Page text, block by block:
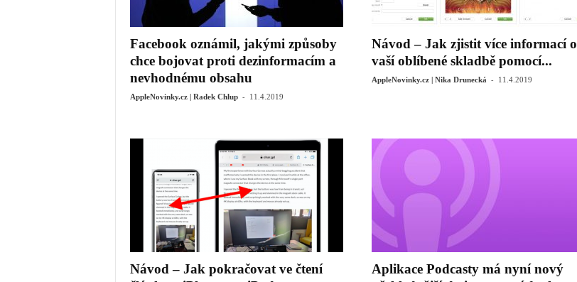
Facebook oznámil, jakými způsoby
chce bojovat proti dezinformacím a
nevhodnému obsahu
AppleNovinky.cz | Radek Chlup - 11.4.2019
Návod – Jak zjistit více informací o
vaší oblíbené skladbě pomocí...
AppleNovinky.cz | Nika Drunecká - 11.4.2019
Návod – Jak pokračovat ve čtení
Aplikace Podcasty má nyní nový